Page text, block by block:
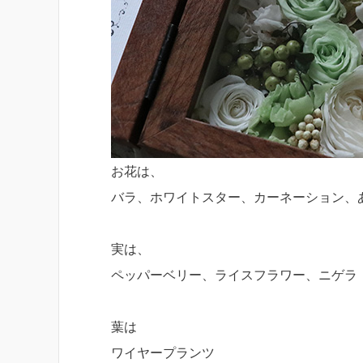
お花は、
バラ、ホワイトスター、カーネーション、
実は、
ペッパーベリー、ライスフラワー、ニゲラ
葉は
ワイヤープランツ